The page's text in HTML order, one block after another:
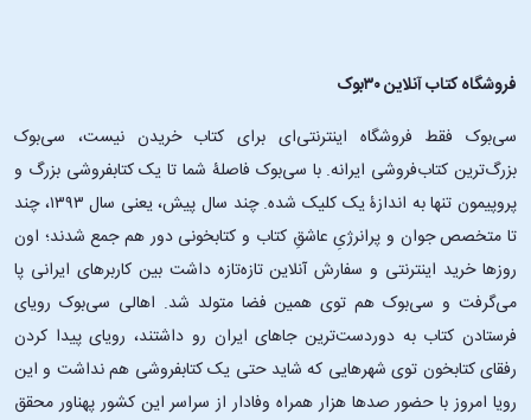
فروشگاه کتاب آنلاین ۳۰بوک
سی‌بوک فقط فروشگاه اینترنتی‌ای برای کتاب خریدن نیست، سی‌بوک
بزرگ‌ترین کتاب‌فروشی ایرانه. با سی‌بوک فاصلۀ شما تا یک کتابفروشی بزرگ و
پروپیمون تنها به اندازۀ یک کلیک شده. چند سال پیش، یعنی سال ۱۳۹۳، چند
تا متخصص جوان و پرانرژیِ عاشقِ کتاب و کتابخونی دور هم جمع شدند؛ اون‌
روزها خرید اینترنتی و سفارش آنلاین تازه‌تازه داشت بین کاربرهای ایرانی پا
می‌گرفت و سی‌بوک هم توی همین فضا متولد شد. اهالی سی‌بوک رویای
فرستادن کتاب به دوردست‌ترین جاهای ایران رو داشتند، رویای پیدا کردن
رفقای کتابخون توی شهرهایی که شاید حتی یک کتابفروشی هم نداشت و این
رویا امروز با حضور صدها هزار همراه وفادار از سراسر این کشور پهناور محقق